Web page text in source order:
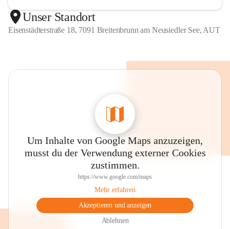
Unser Standort
Eisenstädterstraße 18, 7091 Breitenbrunn am Neusiedler See, AUT
Um Inhalte von Google Maps anzuzeigen,
musst du der Verwendung externer Cookies
zustimmen.
https://www.google.com/maps
Mehr erfahren
Akzeptieren und anzeigen
Ablehnen